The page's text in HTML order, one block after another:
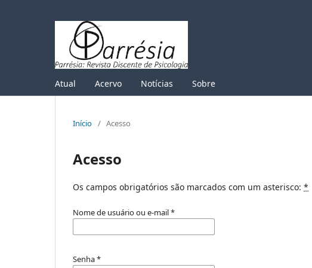
Atual Acervo Notícias Sobre
Início / Acesso
Acesso
Os campos obrigatórios são marcados com um asterisco: *
Nome de usuário ou e-mail*
Senha*